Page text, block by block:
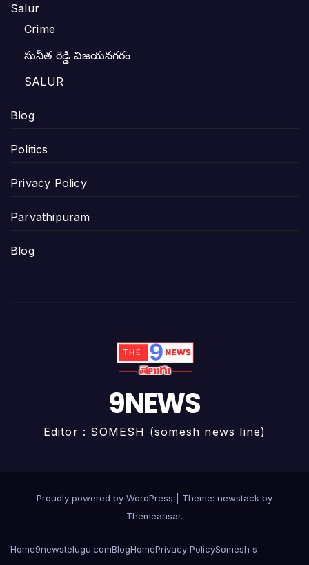
Salur
Crime
సునీత రెడ్డి విజయనగరం
SALUR
Blog
Politics
Privacy Policy
Parvathipuram
Blog
9NEWS
Editor : SOMESH (somesh news line)
Proudly powered by WordPress
Theme: newstack by
Themeansar.
Home9newstelugu.comBlogHomePrivacy PolicySomesh s